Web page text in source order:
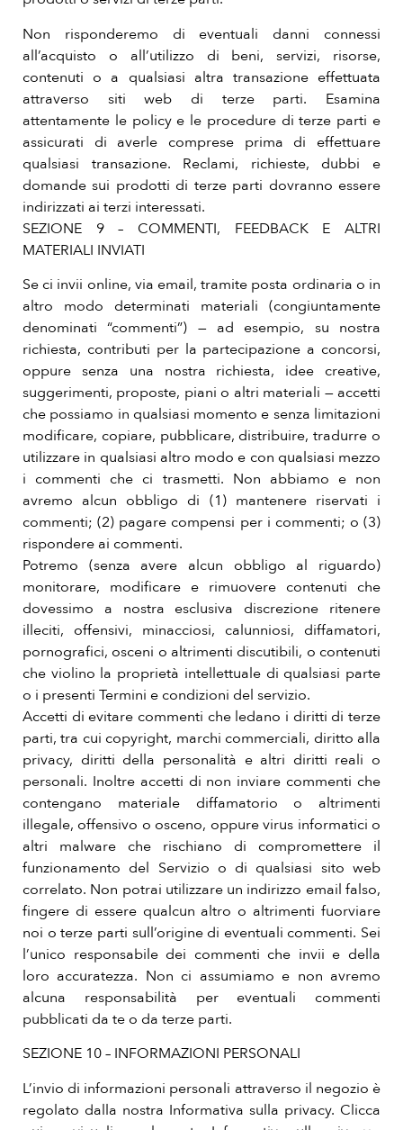
Non risponderemo di eventuali danni connessi
all’acquisto o all’utilizzo di beni, servizi, risorse,
contenuti o a qualsiasi altra transazione effettuata
attraverso siti web di terze parti. Esamina
attentamente le policy e le procedure di terze parti e
assicurati di averle comprese prima di effettuare
qualsiasi transazione. Reclami, richieste, dubbi e
domande sui prodotti di terze parti dovranno essere
indirizzati ai terzi interessati.
SEZIONE 9 – COMMENTI, FEEDBACK E ALTRI
MATERIALI INVIATI
Se ci invii online, via email, tramite posta ordinaria o in
altro modo determinati materiali (congiuntamente
denominati “commenti”) — ad esempio, su nostra
richiesta, contributi per la partecipazione a concorsi,
oppure senza una nostra richiesta, idee creative,
suggerimenti, proposte, piani o altri materiali — accetti
che possiamo in qualsiasi momento e senza limitazioni
modificare, copiare, pubblicare, distribuire, tradurre o
utilizzare in qualsiasi altro modo e con qualsiasi mezzo
i commenti che ci trasmetti. Non abbiamo e non
avremo alcun obbligo di (1) mantenere riservati i
commenti; (2) pagare compensi per i commenti; o (3)
rispondere ai commenti.
Potremo (senza avere alcun obbligo al riguardo)
monitorare, modificare e rimuovere contenuti che
dovessimo a nostra esclusiva discrezione ritenere
illeciti, offensivi, minacciosi, calunniosi, diffamatori,
pornografici, osceni o altrimenti discutibili, o contenuti
che violino la proprietà intellettuale di qualsiasi parte
o i presenti Termini e condizioni del servizio.
Accetti di evitare commenti che ledano i diritti di terze
parti, tra cui copyright, marchi commerciali, diritto alla
privacy, diritti della personalità e altri diritti reali o
personali. Inoltre accetti di non inviare commenti che
contengano materiale diffamatorio o altrimenti
illegale, offensivo o osceno, oppure virus informatici o
altri malware che rischiano di compromettere il
funzionamento del Servizio o di qualsiasi sito web
correlato. Non potrai utilizzare un indirizzo email falso,
fingere di essere qualcun altro o altrimenti fuorviare
noi o terze parti sull’origine di eventuali commenti. Sei
l’unico responsabile dei commenti che invii e della
loro accuratezza. Non ci assumiamo e non avremo
alcuna responsabilità per eventuali commenti
pubblicati da te o da terze parti.
SEZIONE 10 – INFORMAZIONI PERSONALI
L’invio di informazioni personali attraverso il negozio è
regolato dalla nostra Informativa sulla privacy. Clicca